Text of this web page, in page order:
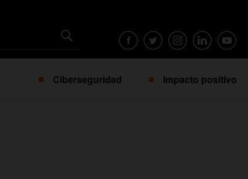
Ciberseguridad Impacto positivo